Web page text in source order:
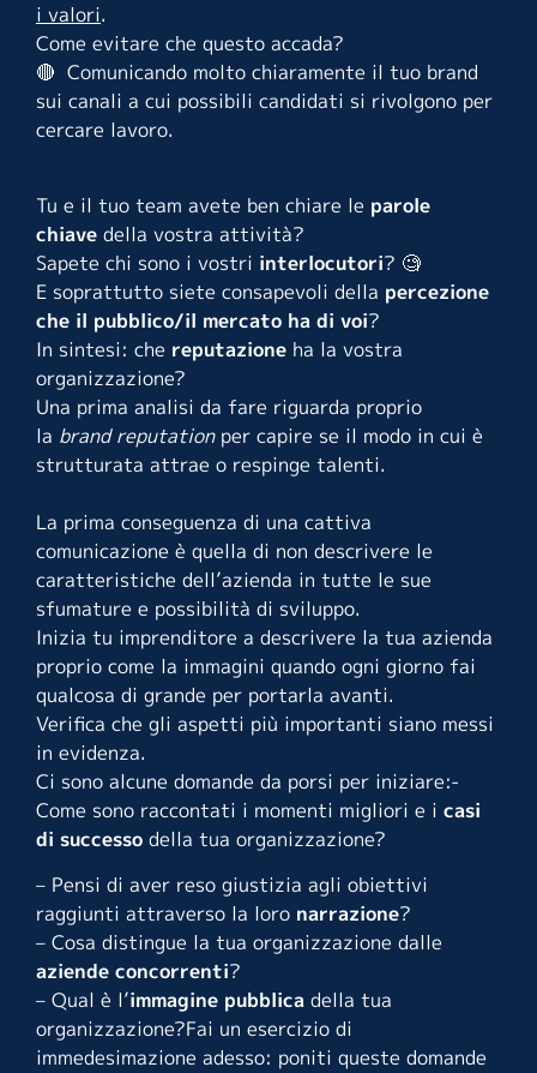
i valori.
Come evitare che questo accada?
🔴 Comunicando molto chiaramente il tuo brand
sui canali a cui possibili candidati si rivolgono per
cercare lavoro.
Tu e il tuo team avete ben chiare le parole
chiave della vostra attività?
Sapete chi sono i vostri interlocutori? 🧐
E soprattutto siete consapevoli della percezione
che il pubblico/il mercato ha di voi?
In sintesi: che reputazione ha la vostra
organizzazione?
Una prima analisi da fare riguarda proprio
la brand reputationper capire se il modo in cui è
strutturata attrae o respinge talenti.
La prima conseguenza di una cattiva
comunicazione è quella di non descrivere le
caratteristiche dell’azienda in tutte le sue
sfumature e possibilità di sviluppo.
Inizia tu imprenditore a descrivere la tua azienda
proprio come la immagini quando ogni giorno fai
qualcosa di grande per portarla avanti.
Verifica che gli aspetti più importanti siano messi
in evidenza.
Ci sono alcune domande da porsi per iniziare:-
Come sono raccontati i momenti migliori e i casi
di successo della tua organizzazione?
– Pensi di aver reso giustizia agli obiettivi
raggiunti attraverso la loro narrazione?
– Cosa distingue la tua organizzazione dalle
aziende concorrenti?
– Qual è l’immagine pubblica della tua
organizzazione?Fai un esercizio di
immedesimazione adesso: poniti queste domande